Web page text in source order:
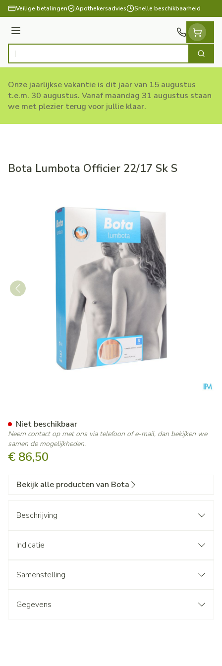
Ga naar de inhoud
Veilige betalingen Apothekersadvies Snelle beschikbaarheid
Menu
Product, merk, categorie... Zoek
Onze jaarlijkse vakantie is dit jaar van 15 augustus
t.e.m. 30 augustus. Vanaf maandag 31 augustus staan
we met plezier terug voor jullie klaar.
Bota Lumbota Officier 22/17 Sk S
€ 86,50
Niet beschikbaar
Neem contact op met ons via telefoon of e-mail, dan bekijken we
samen de mogelijkheden.
Bekijk alle producten van Bota
Beschrijving
Indicatie
Samenstelling
Gegevens